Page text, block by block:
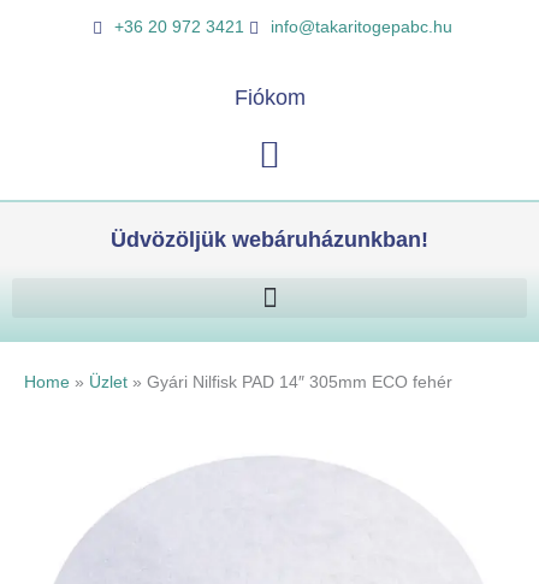
+36 20 972 3421 info@takaritogepabc.hu
Fiókom
Kosár
Üdvözöljük webáruházunkban!
Home » Üzlet » Gyári Nilfisk PAD 14″ 305mm ECO fehér
mennyiség